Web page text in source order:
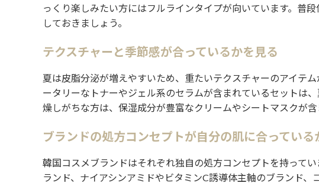
っくり楽しみたい方にはフルラインタイプが向いています。普
しておきましょう。
テクスチャーと季節感が合っているかを見る
夏は皮脂分泌が増えやすいため、重たいテクスチャーのアイテ
ータリーなトナーやジェル系のセラムが含まれているセットは
燥しがちな方は、保湿成分が豊富なクリームやシートマスクが含
ブランドの処方コンセプトが自分の肌に合っている
韓国コスメブランドはそれぞれ独自の処方コンセプトを持って
ランド、ナイアシンアミドやビタミンC誘導体主軸のブランド